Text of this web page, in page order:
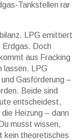
Tankstellen rar
LPG emittiert
Erdgas. Doch
aus Fracking
lassen. LPG
Gasförderung –
Beide sind
entscheidest,
Heizung – dann
musst wissen,
kein theoretisches